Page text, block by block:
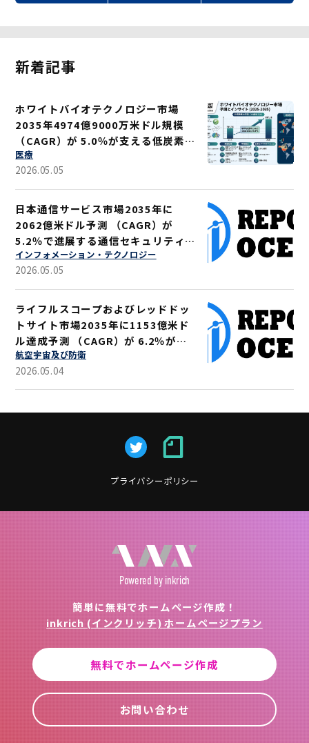
新着記事
ホワイトバイオテクノロジー市場
2035年4974億9000万米ドル規模
（CAGR）が 5.0％が支える低炭素ソ
リューション
医療
2026.05.05
日本通信サービス市場2035年に
2062億米ドル予測 （CAGR）が
5.2％で進展する通信セキュリティ強
化
インフォメーション・テクノロジー
2026.05.05
ライフルスコープおよびレッドドッ
トサイト市場2035年に1153億米ド
ル達成予測 （CAGR）が 6.2％が示
す軍事・狩猟用途拡大
航空宇宙及び防衛
2026.05.04
プライバシーポリシー
Powered by inkrich
簡単に無料でホームページ作成！
inkrich (インクリッチ) ホームページプラン
無料でホームページ作成
お問い合わせ